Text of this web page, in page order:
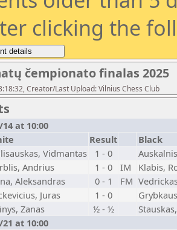
clicking the
čempionato finalas 2025
Creator/Last Upload: Vilnius Chess Club
at 10:00
Result
Black
Vidmantas 1 - 0
Andrius 1 - 0 IM
Klabis,
Aleksandras 0 - 1 FM
Juras 1 - 0
Zanas ½ - ½
at 10:00